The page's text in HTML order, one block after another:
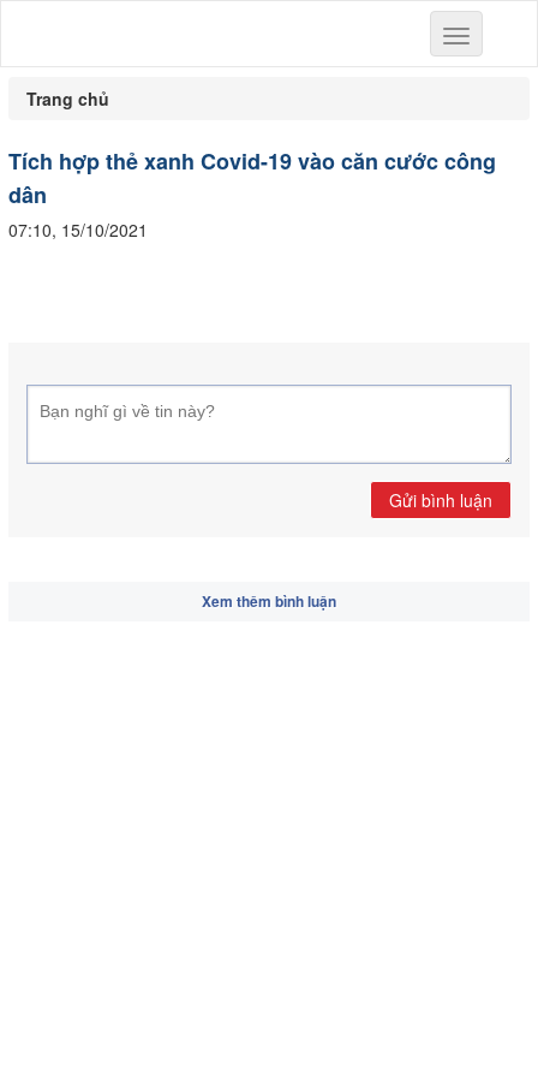
Toggle
navigation
Trang chủ
Tích hợp thẻ xanh Covid-19 vào căn cước công
dân
07:10, 15/10/2021
Gửi bình luận
Xem thêm bình luận